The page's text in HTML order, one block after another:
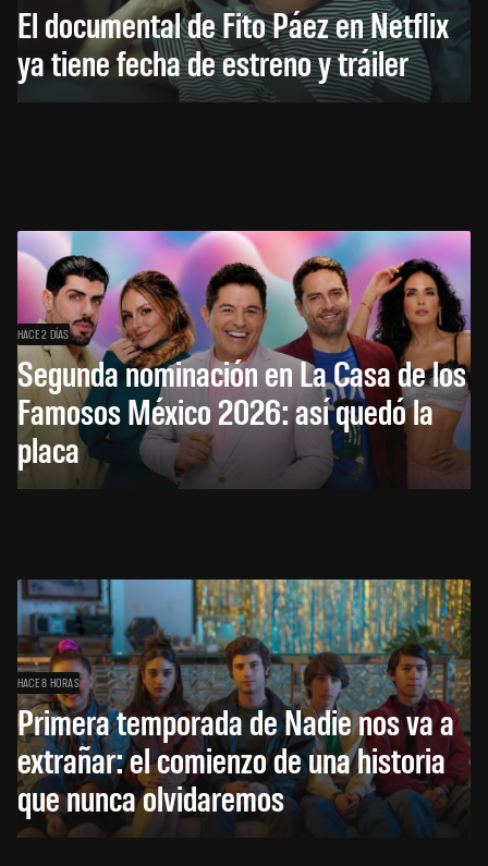
El documental de Fito Páez en Netflix
ya tiene fecha de estreno y tráiler
HACE 2 DÍAS
Segunda nominación en La Casa de los
Famosos México 2026: así quedó la
placa
HACE 8 HORAS
Primera temporada de Nadie nos va a
extrañar: el comienzo de una historia
que nunca olvidaremos